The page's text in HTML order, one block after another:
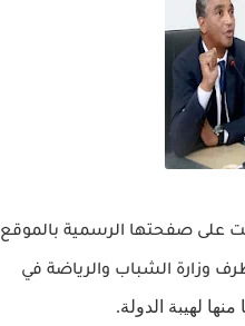
على صفحتها الرسمية بالموقع
وزارة الشباب والرياضة في
منها لهيبة الدولة.